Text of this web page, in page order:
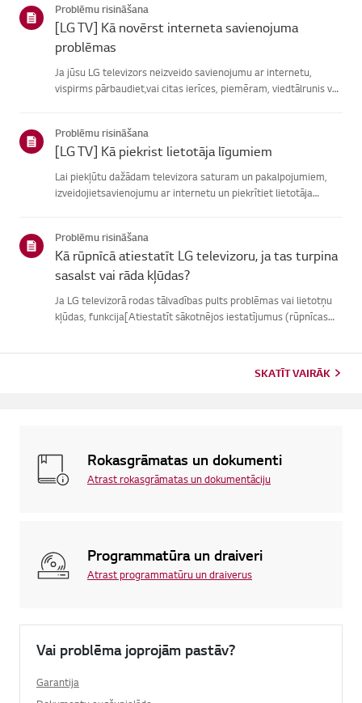
Problēmu risināšana
[LG TV] Kā novērst interneta savienojuma
problēmas
Ja jūsu LG televizors neizveido savienojumu ar internetu,
vispirms pārbaudiet,vai citas ierīces, piemēram, viedtālrunis vai
Problēmu risināšana
[LG TV] Kā piekrist lietotāja līgumiem
Lai piekļūtu dažādam televizora saturam un pakalpojumiem,
izveidojietsavienojumu ar internetu un piekrītiet lietotāja
Problēmu risināšana
Kā rūpnīcā atiestatīt LG televizoru, ja tas turpina
sasalst vai rāda kļūdas?
Ja LG televizorā rodas tālvadības pults problēmas vai lietotņu
kļūdas, funkcija[Atiestatīt sākotnējos iestatījumus (rūpnīcas
SKATĪT VAIRĀK
Rokasgrāmatas un dokumenti
Atrast rokasgrāmatas un dokumentāciju
Programmatūra un draiveri
Atrast programmatūru un draiverus
Vai problēma joprojām pastāv?
Garantija